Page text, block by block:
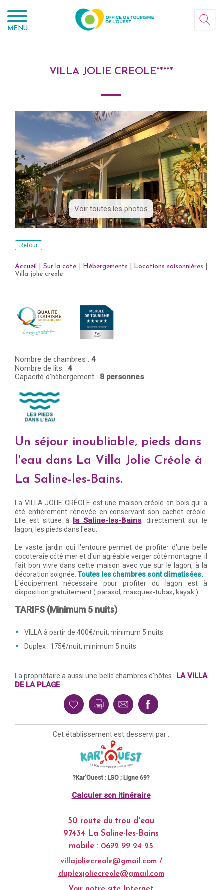
MENU
VILLA JOLIE CREOLE*****
Voir toutes les photos
Retour
Accueil Sur la cote Hébergements Locations saisonniéres
Villa jolie creole
Nombre de chambres : 4
Nombre de lits : 4
Capacité d'hébergement : 8 personnes
Un séjour inoubliable, pieds dans
l'eau dans La Villa Jolie Créole à
La Saline-les-Bains.
La VILLA JOLIE CRÉOLE est une maison créole en bois qui a
été entièrement rénovée en conservant son cachet créole.
Elle est située à la Saline-les-Bains, directement sur le
lagon, les pieds dans l'eau.
Le vaste jardin qui l'entoure permet de profiter d'une belle
cocoteraie côté mer et d'un agréable verger côté montagne. il
fait bon vivre dans cette maison avec vue sur le lagon, à la
décoration soignée. Toutes les chambres sont climatisées.
L'équipement nécessaire pour profiter du lagon est à
disposition gratuitement ( parasol, masques-tubas, kayak ).
TARIFS (Minimum 5 nuits)
VILLA à partir de 400€/nuit; minimum 5 nuits
Duplex : 175€/nuit, minimum 5 nuits
La propriétaire a aussi une belle chambres d'hôtes : LA VILLA
DE LA PLAGE
Cet établissement est desservi par :
?Kar'Ouest : LGO ; Ligne 69?
Calculer son itinéraire
50 route du trou d'eau
97434 La Saline-les-Bains
mobile : 0692 99 24 25
villajoliecreole@gmail.com /
duplexjoliecreole@gmail.com